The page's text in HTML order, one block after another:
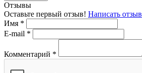
Отзывы
Оставьте первый отзыв! Написать отзыв
Имя *
E-mail *
Комментарий *